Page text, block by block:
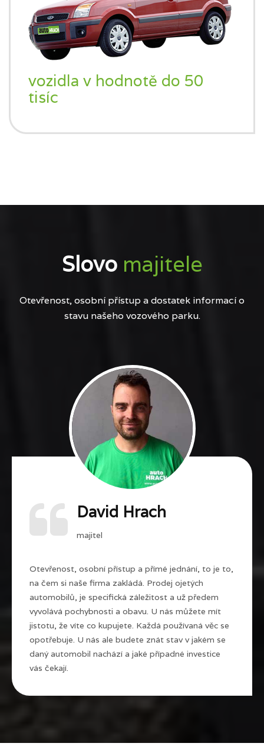
vozidla v hodnotě do 50
tisíc
Slovo majitele
Otevřenost, osobní přístup a dostatek informací o
stavu našeho vozového parku.
David Hrach
majitel
Otevřenost, osobní přístup a přímé jednání, to je to,
na čem si naše firma zakládá. Prodej ojetých
automobilů, je specifická záležitost a už předem
vyvolává pochybnosti a obavu. U nás můžete mít
jistotu, že víte co kupujete. Každá používaná věc se
opotřebuje. U nás ale budete znát stav v jakém se
daný automobil nachází a jaké případné investice
vás čekají.